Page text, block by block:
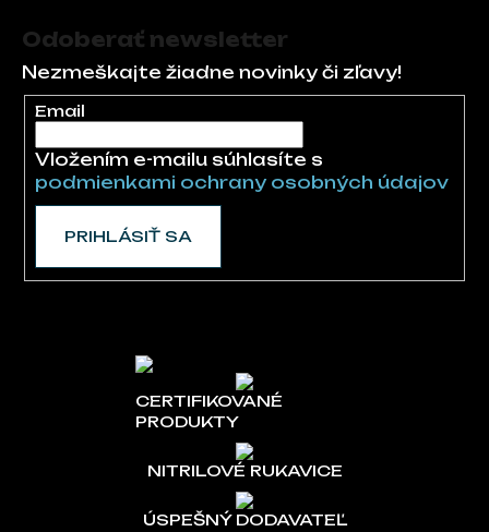
Odoberať newsletter
Nezmeškajte žiadne novinky či zľavy!
Email
Vložením e-mailu súhlasíte s
podmienkami ochrany osobných údajov
PRIHLÁSIŤ SA
CERTIFIKOVANÉ
PRODUKTY
NITRILOVÉ RUKAVICE
ÚSPEŠNÝ DODAVATEĽ